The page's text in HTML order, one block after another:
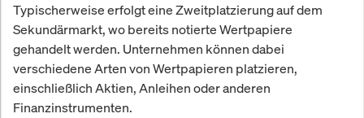
Typischerweise erfolgt eine Zweitplatzierung auf dem
Sekundärmarkt, wo bereits notierte Wertpapiere
gehandelt werden. Unternehmen können dabei
verschiedene Arten von Wertpapieren platzieren,
einschließlich Aktien, Anleihen oder anderen
Finanzinstrumenten.